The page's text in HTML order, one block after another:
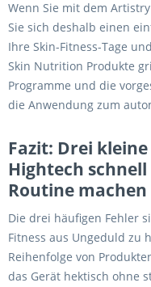
Wenn Sie mit dem
Sie sich deshalb einen
Ihre Skin-Fitness-Tage
Skin Nutrition Produkte
Programme und die
die Anwendung zum
Fazit: Drei
Hightech
Routine machen
Die drei häufigen Fehler
Fitness aus Ungeduld zu
Reihenfolge von
das Gerät hektisch ohne